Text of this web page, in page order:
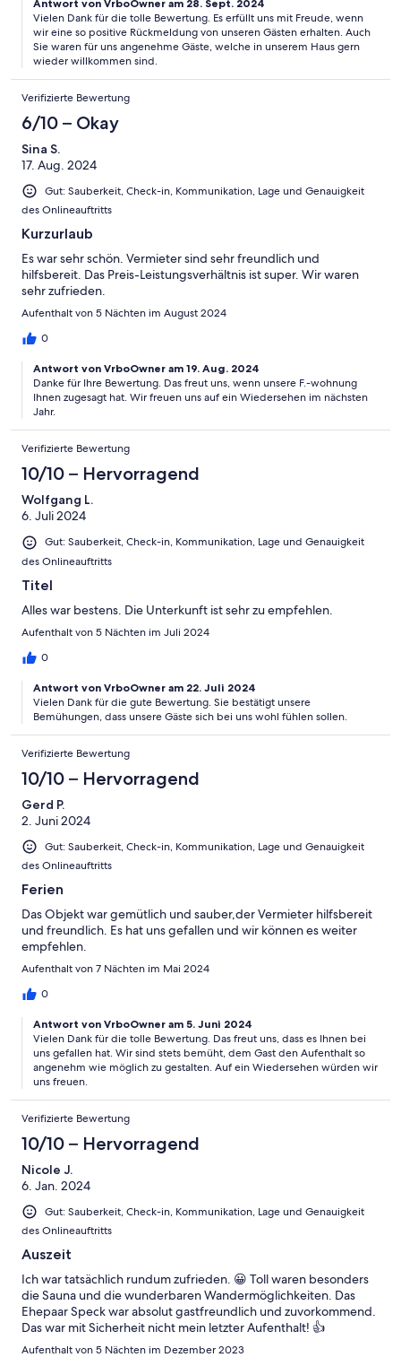
Antwort von VrboOwner am 28. Sept. 2024
Vielen Dank für die tolle Bewertung. Es erfüllt uns mit Freude, wenn
wir eine so positive Rückmeldung von unseren Gästen erhalten. Auch
Sie waren für uns angenehme Gäste, welche in unserem Haus gern
wieder willkommen sind.
Verifizierte Bewertung
6/10 – Okay
Sina S.
17. Aug. 2024
Gut: Sauberkeit, Check-in, Kommunikation, Lage und Genauigkeit
des Onlineauftritts
Kurzurlaub
Es war sehr schön. Vermieter sind sehr freundlich und
hilfsbereit. Das Preis-Leistungsverhältnis ist super. Wir waren
sehr zufrieden.
Aufenthalt von 5 Nächten im August 2024
0
Antwort von VrboOwner am 19. Aug. 2024
Danke für Ihre Bewertung. Das freut uns, wenn unsere F.-wohnung
Ihnen zugesagt hat. Wir freuen uns auf ein Wiedersehen im nächsten
Jahr.
Verifizierte Bewertung
10/10 – Hervorragend
Wolfgang L.
6. Juli 2024
Gut: Sauberkeit, Check-in, Kommunikation, Lage und Genauigkeit
des Onlineauftritts
Titel
Alles war bestens. Die Unterkunft ist sehr zu empfehlen.
Aufenthalt von 5 Nächten im Juli 2024
0
Antwort von VrboOwner am 22. Juli 2024
Vielen Dank für die gute Bewertung. Sie bestätigt unsere
Bemühungen, dass unsere Gäste sich bei uns wohl fühlen sollen.
Verifizierte Bewertung
10/10 – Hervorragend
Gerd P.
2. Juni 2024
Gut: Sauberkeit, Check-in, Kommunikation, Lage und Genauigkeit
des Onlineauftritts
Ferien
Das Objekt war gemütlich und sauber,der Vermieter hilfsbereit
und freundlich. Es hat uns gefallen und wir können es weiter
empfehlen.
Aufenthalt von 7 Nächten im Mai 2024
0
Antwort von VrboOwner am 5. Juni 2024
Vielen Dank für die tolle Bewertung. Das freut uns, dass es Ihnen bei
uns gefallen hat. Wir sind stets bemüht, dem Gast den Aufenthalt so
angenehm wie möglich zu gestalten. Auf ein Wiedersehen würden wir
uns freuen.
Verifizierte Bewertung
10/10 – Hervorragend
Nicole J.
6. Jan. 2024
Gut: Sauberkeit, Check-in, Kommunikation, Lage und Genauigkeit
des Onlineauftritts
Auszeit
Ich war tatsächlich rundum zufrieden. 😀 Toll waren besonders
die Sauna und die wunderbaren Wandermöglichkeiten. Das
Ehepaar Speck war absolut gastfreundlich und zuvorkommend.
Das war mit Sicherheit nicht mein letzter Aufenthalt! 👍
Aufenthalt von 5 Nächten im Dezember 2023